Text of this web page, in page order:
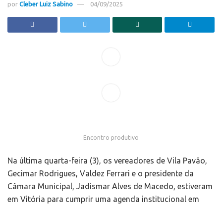
por Cleber Luiz Sabino 04/09/2025
Encontro produtivo
Na última quarta-feira (3), os vereadores de Vila Pavão,
Gecimar Rodrigues, Valdez Ferrari e o presidente da
Câmara Municipal, Jadismar Alves de Macedo, estiveram
em Vitória para cumprir uma agenda institucional em